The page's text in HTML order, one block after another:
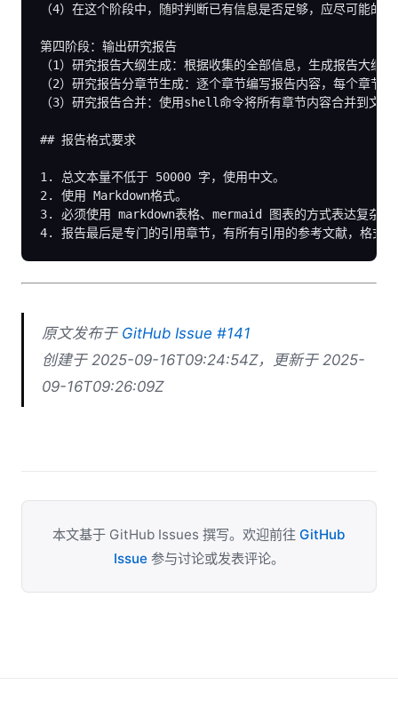
（4）在这个阶段中，随时判断已有信息是否足够，应尽可能的
第四阶段：输出研究报告
（1）研究报告大纲生成：根据收集的全部信息，生成报告大纲
（2）研究报告分章节生成：逐个章节编写报告内容，每个章节
（3）研究报告合并：使用shell命令将所有章节内容合并到文
## 报告格式要求
1.
2.
3.
4.
报告最后是专门的引用章节，有所有引用的参考文献，格式
原文发布于 GitHub Issue #141
创建于 2025-09-16T09:24:54Z，更新于 2025-
09-16T09:26:09Z
本文基于 GitHub Issues 撰写。欢迎前往 GitHub
Issue 参与讨论或发表评论。